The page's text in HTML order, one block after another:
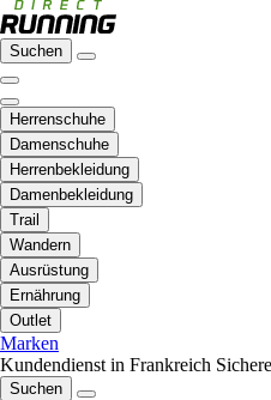
Suchen
Herrenschuhe
Damenschuhe
Herrenbekleidung
Damenbekleidung
Trail
Wandern
Ausrüstung
Ernährung
Outlet
Marken
Kundendienst in Frankreich
Suchen